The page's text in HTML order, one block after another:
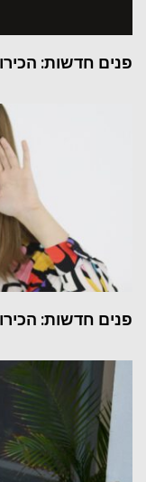
פנים חדשות:
פנים חדשות: